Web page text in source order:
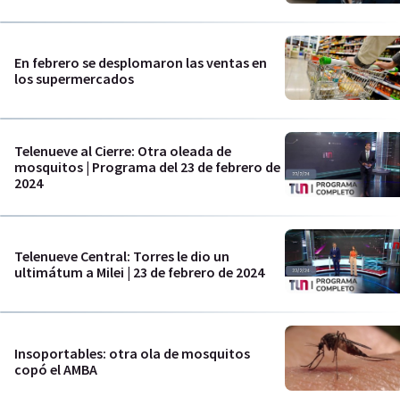
En febrero se desplomaron las ventas en
los supermercados
Telenueve al Cierre: Otra oleada de
mosquitos | Programa del 23 de febrero de
2024
Telenueve Central: Torres le dio un
ultimátum a Milei | 23 de febrero de 2024
Insoportables: otra ola de mosquitos
copó el AMBA